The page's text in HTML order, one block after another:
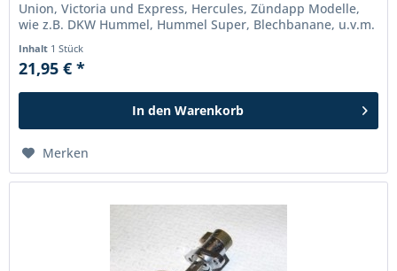
Union, Victoria und Express, Hercules, Zündapp Modelle,
wie z.B. DKW Hummel, Hummel Super, Blechbanane, u.v.m.
Inhalt 1 Stück
21,95 € *
In den Warenkorb
Merken